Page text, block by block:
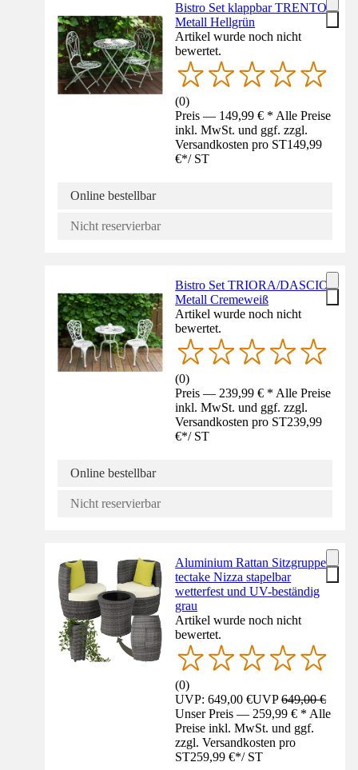
Bistro Set klappbar TRENTO
Metall Hellgrün
Artikel wurde noch nicht
bewertet.
(0)
Preis — 149,99 € * Alle Preise
inkl. MwSt. und ggf. zzgl.
Versandkosten pro ST149,99
€*/ ST
Online bestellbar
Nicht reservierbar
Bistro Set TRIORA/DASCIO
Metall Cremeweiß
Artikel wurde noch nicht
bewertet.
(0)
Preis — 239,99 € * Alle Preise
inkl. MwSt. und ggf. zzgl.
Versandkosten pro ST239,99
€*/ ST
Online bestellbar
Nicht reservierbar
Aluminium Rattan Sitzgruppe
tectake Nizza stapelbar
wetterfest und UV-beständig
grau
Artikel wurde noch nicht
bewertet.
(0)
UVP: 649,00 €UVP649,00 €
Unser Preis — 259,99 € * Alle
Preise inkl. MwSt. und ggf.
zzgl. Versandkosten pro
ST259,99 €*/ ST